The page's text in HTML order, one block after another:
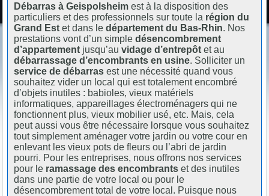
Débarras à Geispolsheimest à la disposition des
particuliers et des professionnels sur toute la région du
Grand Est et dans ledépartement du Bas-Rhin. Nos
prestations vont d’un simpledésencombrement
d’appartement jusqu’auvidage d’entrepôt et au
débarrassage d’encombrants en usine. Solliciter un
service de débarras est une nécessité quand vous
souhaitez vider un local qui est totalement encombré
d’objets inutiles : babioles, vieux matériels
informatiques, appareillages électroménagers qui ne
fonctionnent plus, vieux mobilier usé, etc. Mais, cela
peut aussi vous être nécessaire lorsque vous souhaitez
tout simplement aménager votre jardin ou votre cour en
enlevant les vieux pots de fleurs ou l’abri de jardin
pourri. Pour les entreprises, nous offrons nos services
pour le ramassage des encombrants et des inutiles
dans une partie de votre local ou pour le
désencombrement total de votre local. Puisque nous